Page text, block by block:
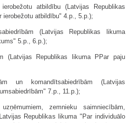
atbildību (Latvijas Republikas
ierobežotu atbildību" 4.p., 5.p.);
(Latvijas Republikas likuma
5.p., 6.p.);
(Latvijas Republikas likuma PPar paju
un komandītsabiedrībām (Latvijas
7.p., 11.p.);
zemnieku saimniecībām,
Republikas likuma "Par individuālo